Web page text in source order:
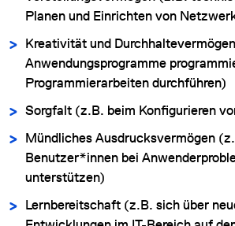
Planen und Einrichten von
Kreativität und
Anwendungsprogramme
Programmierarbeiten durchführen)
Sorgfalt (z.B. beim Konfigurieren
Mündliches Ausdrucksvermögen
Benutzer*innen bei
unterstützen)
Lernbereitschaft (z.B. sich über